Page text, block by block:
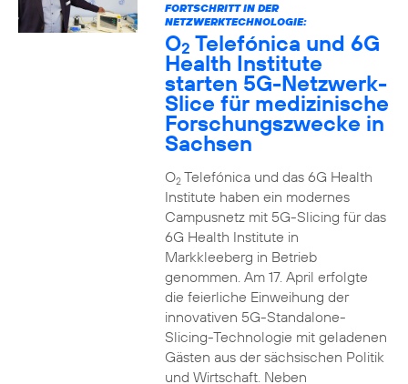
FORTSCHRITT IN DER
NETZWERKTECHNOLOGIE:
O2 Telefónica und 6G
Health Institute
starten 5G-Netzwerk-
Slice für medizinische
Forschungszwecke in
Sachsen
O2Telefónica und das 6G Health
Institute haben ein modernes
Campusnetz mit 5G-Slicing für das
6G Health Institute in
Markkleeberg in Betrieb
genommen. Am 17. April erfolgte
die feierliche Einweihung der
innovativen 5G-Standalone-
Slicing-Technologie mit geladenen
Gästen aus der sächsischen Politik
und Wirtschaft. Neben